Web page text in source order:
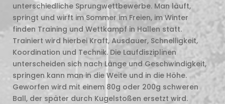
unterschiedliche Sprungwettbewerbe. Man läuft,
springt und wirft im Sommer im Freien, im Winter
finden Training und Wettkampf in Hallen statt.
Trainiert wird hierbei Kraft, Ausdauer, Schnelligkeit,
Koordination und Technik. Die Laufdisziplinen
unterscheiden sich nach Länge und Geschwindigkeit,
springen kann man in die Weite und in die Höhe.
Geworfen wird mit einem 80g oder 200g schweren
Ball, der später durch Kugelstoßen ersetzt wird.